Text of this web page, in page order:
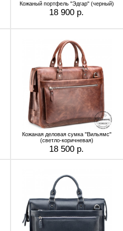
Кожаный портфель "Эдгар" (черный)
18 900 р.
Кожаная деловая сумка "Вильямс"
(светло-коричневая)
18 500 р.